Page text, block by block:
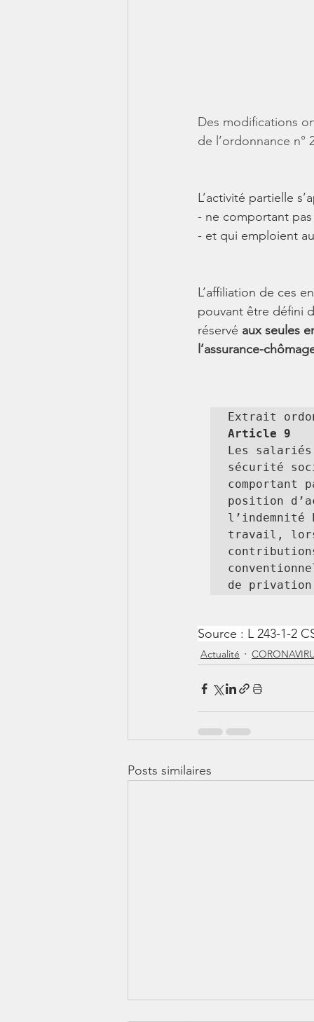
Des modifications
de l’ordonnance n°
L’activité partielle
- ne comportant pas
- et qui emploient
L’affiliation de ces
pouvant être défini
réservé aux seules
l’assurance-
Article 9
Les
sécurité
comportant
position
l’indemnité
travail,
Source : L 243-1-2
Actualité
Posts similaires